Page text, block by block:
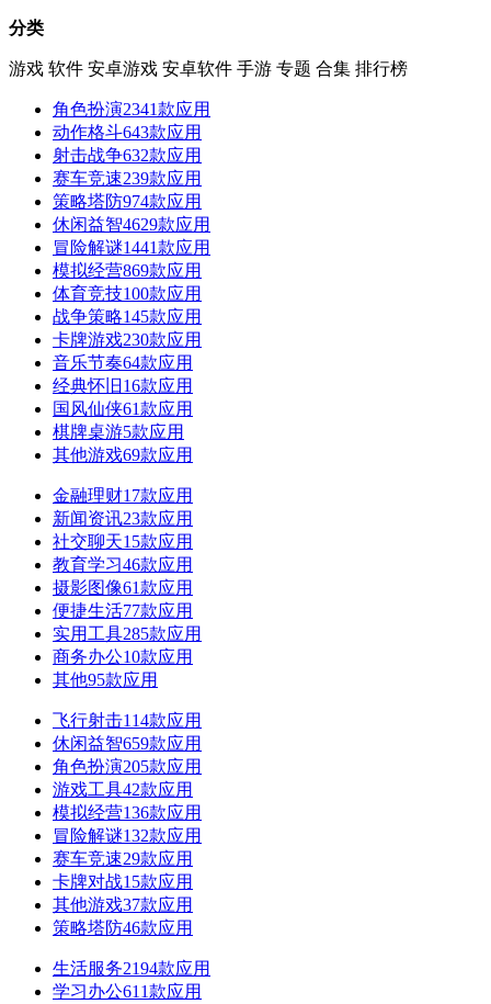
分类
游戏 软件 安卓游戏 安卓软件 手游 专题 合集 排行榜
角色扮演2341款应用
动作格斗643款应用
射击战争632款应用
赛车竞速239款应用
策略塔防974款应用
休闲益智4629款应用
冒险解谜1441款应用
模拟经营869款应用
体育竞技100款应用
战争策略145款应用
卡牌游戏230款应用
音乐节奏64款应用
经典怀旧 16款应用
国风仙侠61款应用
棋牌桌游5款应用
其他游戏69款应用
金融理财17款应用
新闻资讯23款应用
社交聊天15款应用
教育学习46款应用
摄影图像61款应用
便捷生活77款应用
实用工具285款应用
商务办公10款应用
其他95款应用
飞行射击114款应用
休闲益智659款应用
角色扮演205款应用
游戏工具42款应用
模拟经营136款应用
冒险解谜132款应用
赛车竞速29款应用
卡牌对战15款应用
其他游戏37款应用
策略塔防46款应用
生活服务2194款应用
学习办公611款应用